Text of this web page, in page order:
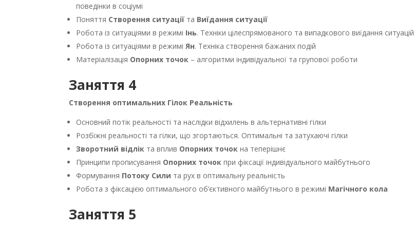
поведінки в соціумі
Поняття Створення ситуації та Виїдання ситуації
Робота із ситуаціями в режимі Інь. Техніки цілеспрямованого та випадкового виїдання ситуацій
Робота із ситуаціями в режиміЯн. Техніка створення бажаних подій
Матеріалізація Опорних точок – алгоритми індивідуальної та групової роботи
Заняття 4
Створення оптимальних Гілок Реальність
Основний потік реальності та наслідки відхилень в альтернативні гілки
Розбіжні реальності та гілки, що згортаються. Оптимальні та затухаючі гілки
Зворотний відлік та вплив Опорних точок на теперішнє
Принципи прописування Опорних точок при фіксації індивідуального майбутнього
Формування Потоку Сили та рух в оптимальну реальність
Робота з фіксацією оптимального об’єктивного майбутнього в режимі Магічного кола
Заняття 5